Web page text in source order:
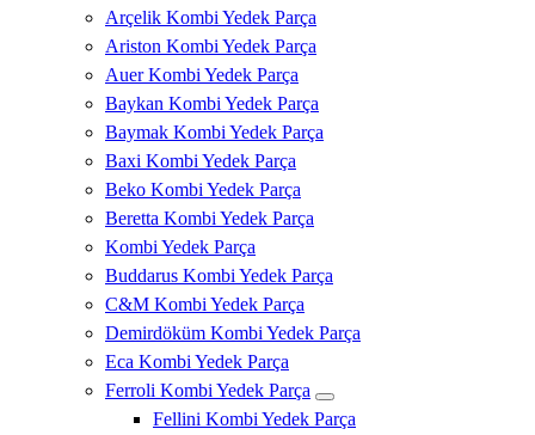
Arçelik Kombi Yedek Parça
Ariston Kombi Yedek Parça
Auer Kombi Yedek Parça
Baykan Kombi Yedek Parça
Baymak Kombi Yedek Parça
Baxi Kombi Yedek Parça
Beko Kombi Yedek Parça
Beretta Kombi Yedek Parça
Kombi Yedek Parça
Buddarus Kombi Yedek Parça
C&M Kombi Yedek Parça
Demirdöküm Kombi Yedek Parça
Eca Kombi Yedek Parça
Ferroli Kombi Yedek Parça
Fellini Kombi Yedek Parça